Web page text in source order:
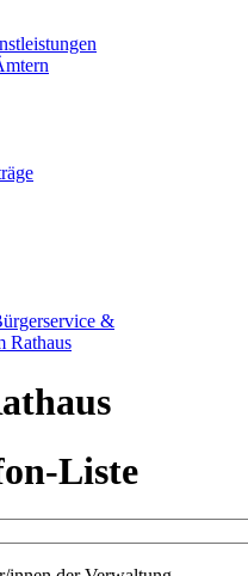
&
Rathaus
Liste